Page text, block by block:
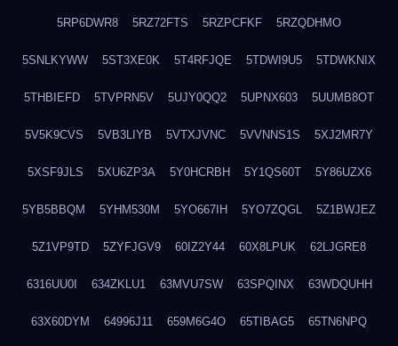
5RP6DWR8 5RZ72FTS 5RZPCFKF 5RZQDHMO
5SNLKYWW 5ST3XE0K 5T4RFJQE 5TDWI9U5 5TDWKNIX
5THBIEFD 5TVPRN5V 5UJY0QQ2 5UPNX603 5UUMB8OT
5V5K9CVS 5VB3LIYB 5VTXJVNC 5VVNNS1S 5XJ2MR7Y
5XSF9JLS 5XU6ZP3A 5Y0HCRBH 5Y1QS60T 5Y86UZX6
5YB5BBQM 5YHM530M 5YO667IH 5YO7ZQGL 5Z1BWJEZ
5Z1VP9TD 5ZYFJGV9 60IZ2Y44 60X8LPUK 62LJGRE8
6316UU0I 634ZKLU1 63MVU7SW 63SPQINX 63WDQUHH
63X60DYM 64996J11 659M6G4O 65TIBAG5 65TN6NPQ